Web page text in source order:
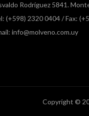
Rodríguez 5841.
(+598) 2320 0404/ Fax:
info@molveno.com.uy
Copyright ©